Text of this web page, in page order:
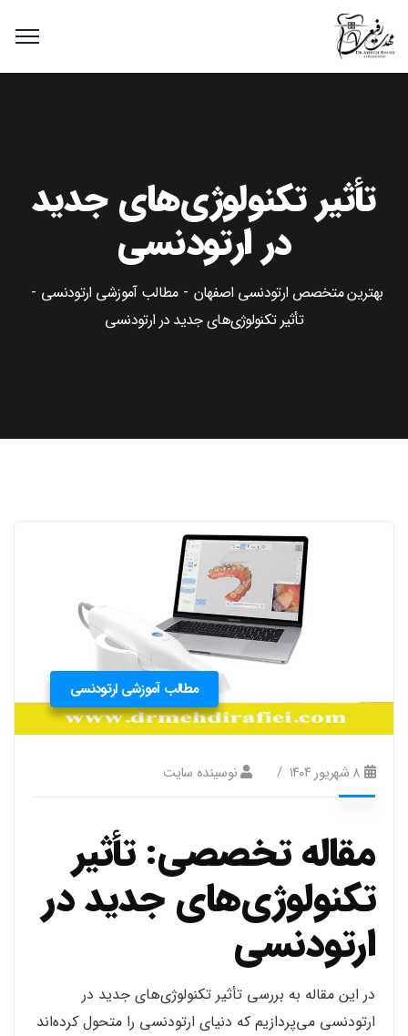
تأثیر تکنولوژی‌های جدید
در ارتودنسی
بهترین متخصص ارتودنسی اصفهان
مطالب آموزشی ارتودنسی
تأثیر تکنولوژی‌های جدید در ارتودنسی
مطالب آموزشی ارتودنسی
۸ شهریور ۱۴۰۴ نوسینده سایت
مقاله تخصصی: تأثیر
تکنولوژی‌های جدید در
ارتودنسی
در این مقاله به بررسی تأثیر تکنولوژی‌های جدید در
ارتودنسی می‌پردازیم که دنیای ارتودنسی را متحول کرده‌اند